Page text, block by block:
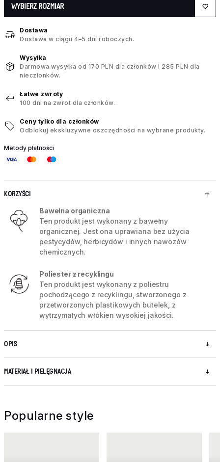
WYBIERZ ROZMIAR
Dostawa
Dostawa w ciągu 4–5 dni roboczych.
Wysyłka
Darmowa wysyłka od 170 PLN dla członków i 285 PLN dla
nieczłonków.
Łatwe zwroty
100 dni na zwrot dla członków.
Ceny tylko dla członków
Odblokuj ekskluzywne oszczędności na wybrane produkty.
Metody płatności
KORZYŚCI
Bawełna organiczna
Ten produkt jest wykonany z bawełny
organicznej. Jest ona uprawiana bez użycia
pestycydów, herbicydów i innych nawozów
chemicznych.
Poliester z recyklingu
Ten produkt jest wykonany z poliestru
pochodzącego z recyklingu, stworzonego z
przetworzonych plastikowych butelek, z
wytrzymałych włókien wysokiej jakości.
OPIS
MATERIAŁ I PIELĘGNACJA
Popularne style